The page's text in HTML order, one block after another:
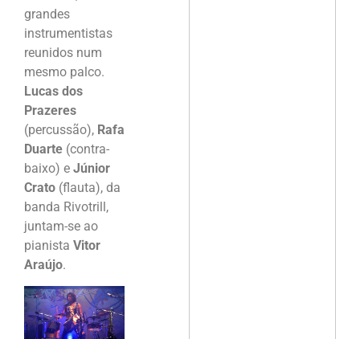
grandes
instrumentistas
reunidos num
mesmo palco.
Lucas dos
Prazeres
(percussão), Rafa
Duarte (contra-
baixo) e Júnior
Crato (flauta), da
banda Rivotrill,
juntam-se ao
pianista Vitor
Araújo.